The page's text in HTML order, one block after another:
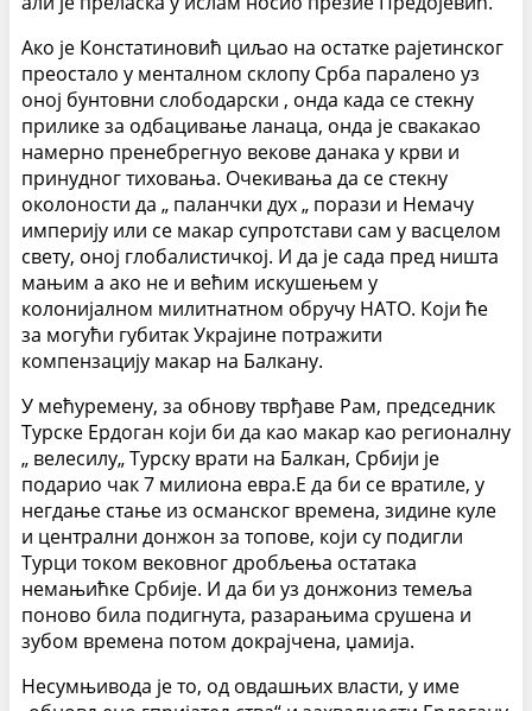
Ако је Констатиновић циљао на остатке рајетинског
преостало у менталном склопу Срба паралено уз
оној бунтовни слободарски , онда када се стекну
прилике за одбацивање ланаца, онда је свакакао
намерно пренебрегнуо векове данака у крви и
принудног тиховања. Очекивања да се стекну
околоности да „ паланчки дух „ порази и Немачу
империју или се макар супротстави сам у васцелом
свету, оној глобалистичкој. И да је сада пред ништа
мањим а ако не и већим искушењем у
колонијалном милитнатном обручу НАТО. Који ће
за могући губитак Украјине потражити
компензацију макар на Балкану.
У мећуремену, за обнову тврђаве Рам, председник
Турске Ердоган који би да као макар као регионалну
„ велесилу„ Турску врати на Балкан, Србији је
подарио чак 7 милиона евра.Е да би се вратиле, у
негдање стање из османског времена, зидине куле
и централни донжон за топове, који су подигли
Турци током вековног дробљења остатака
немањићке Србије. И да би уз донжониз темеља
поново била подигнута, разарањима срушена и
зубом времена потом докрајчена, џамија.
Несумњивода је то, од овдашњих власти, у име